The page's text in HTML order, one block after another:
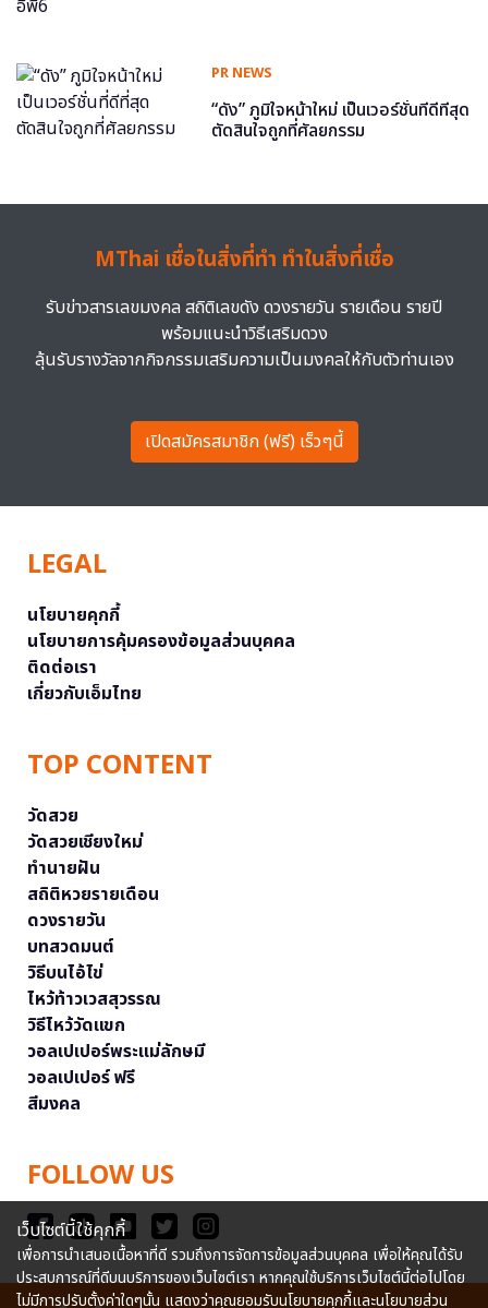
PR NEWS
“ดัง” ภูมิใจหน้าใหม่ เป็นเวอร์ชั่นที่ดีที่สุด
ตัดสินใจถูกที่ศัลยกรรม
MThai เชื่อในสิ่งที่ทำ ทำในสิ่งที่เชื่อ
รับข่าวสารเลขมงคล สถิติเลขดัง ดวงรายวัน รายเดือน รายปี
พร้อมแนะนำวิธีเสริมดวง
ลุ้นรับรางวัลจากกิจกรรมเสริมความเป็นมงคลให้กับตัวท่านเอง
เปิดสมัครสมาชิก (ฟรี) เร็วๆนี้
LEGAL
นโยบายคุกกี้
นโยบายการคุ้มครองข้อมูลส่วนบุคคล
ติดต่อเรา
เกี่ยวกับเอ็มไทย
TOP CONTENT
วัดสวย
วัดสวยเชียงใหม่
ทำนายฝัน
สถิติหวยรายเดือน
ดวงรายวัน
บทสวดมนต์
วิธีบนไอ้ไข่
ไหว้ท้าวเวสสุวรรณ
วิธีไหว้วัดแขก
วอลเปเปอร์พระแม่ลักษมี
วอลเปเปอร์ ฟรี
สีมงคล
FOLLOW US
เว็บไซต์นี้ใช้คุกกี้
เพื่อการนำเสนอเนื้อหาที่ดี รวมถึงการจัดการข้อมูลส่วนบุคคล เพื่อให้คุณได้รับ
ประสบการณ์ที่ดีบนบริการของเว็บไซต์เรา หากคุณใช้บริการเว็บไซต์นี้ต่อไปโดย
ไม่มีการปรับตั้งค่าใดๆนั้น แสดงว่าคุณยอมรับนโยบายคุกกี้และนโยบายส่วน